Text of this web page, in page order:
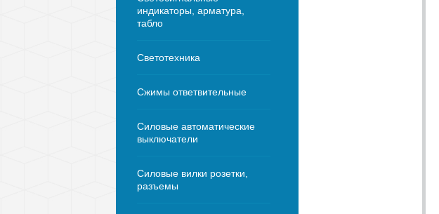
индикаторы, арматура,
табло
Светотехника
Сжимы ответвительные
Силовые автоматические
выключатели
Силовые вилки розетки,
разъемы